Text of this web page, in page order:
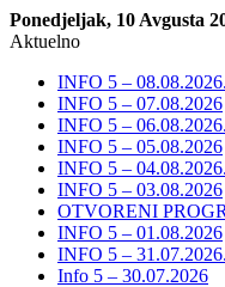
Ponedjeljak, 10 Avgusta
Aktuelno
INFO 5 – 08.08.2026.
INFO 5 – 07.08.2026
INFO 5 – 06.08.2026.
INFO 5 – 05.08.2026
INFO 5 – 04.08.2026.
INFO 5 – 03.08.2026
OTVORENI
INFO 5 – 01.08.2026
INFO 5 – 31.07.2026.
Info 5 – 30.07.2026